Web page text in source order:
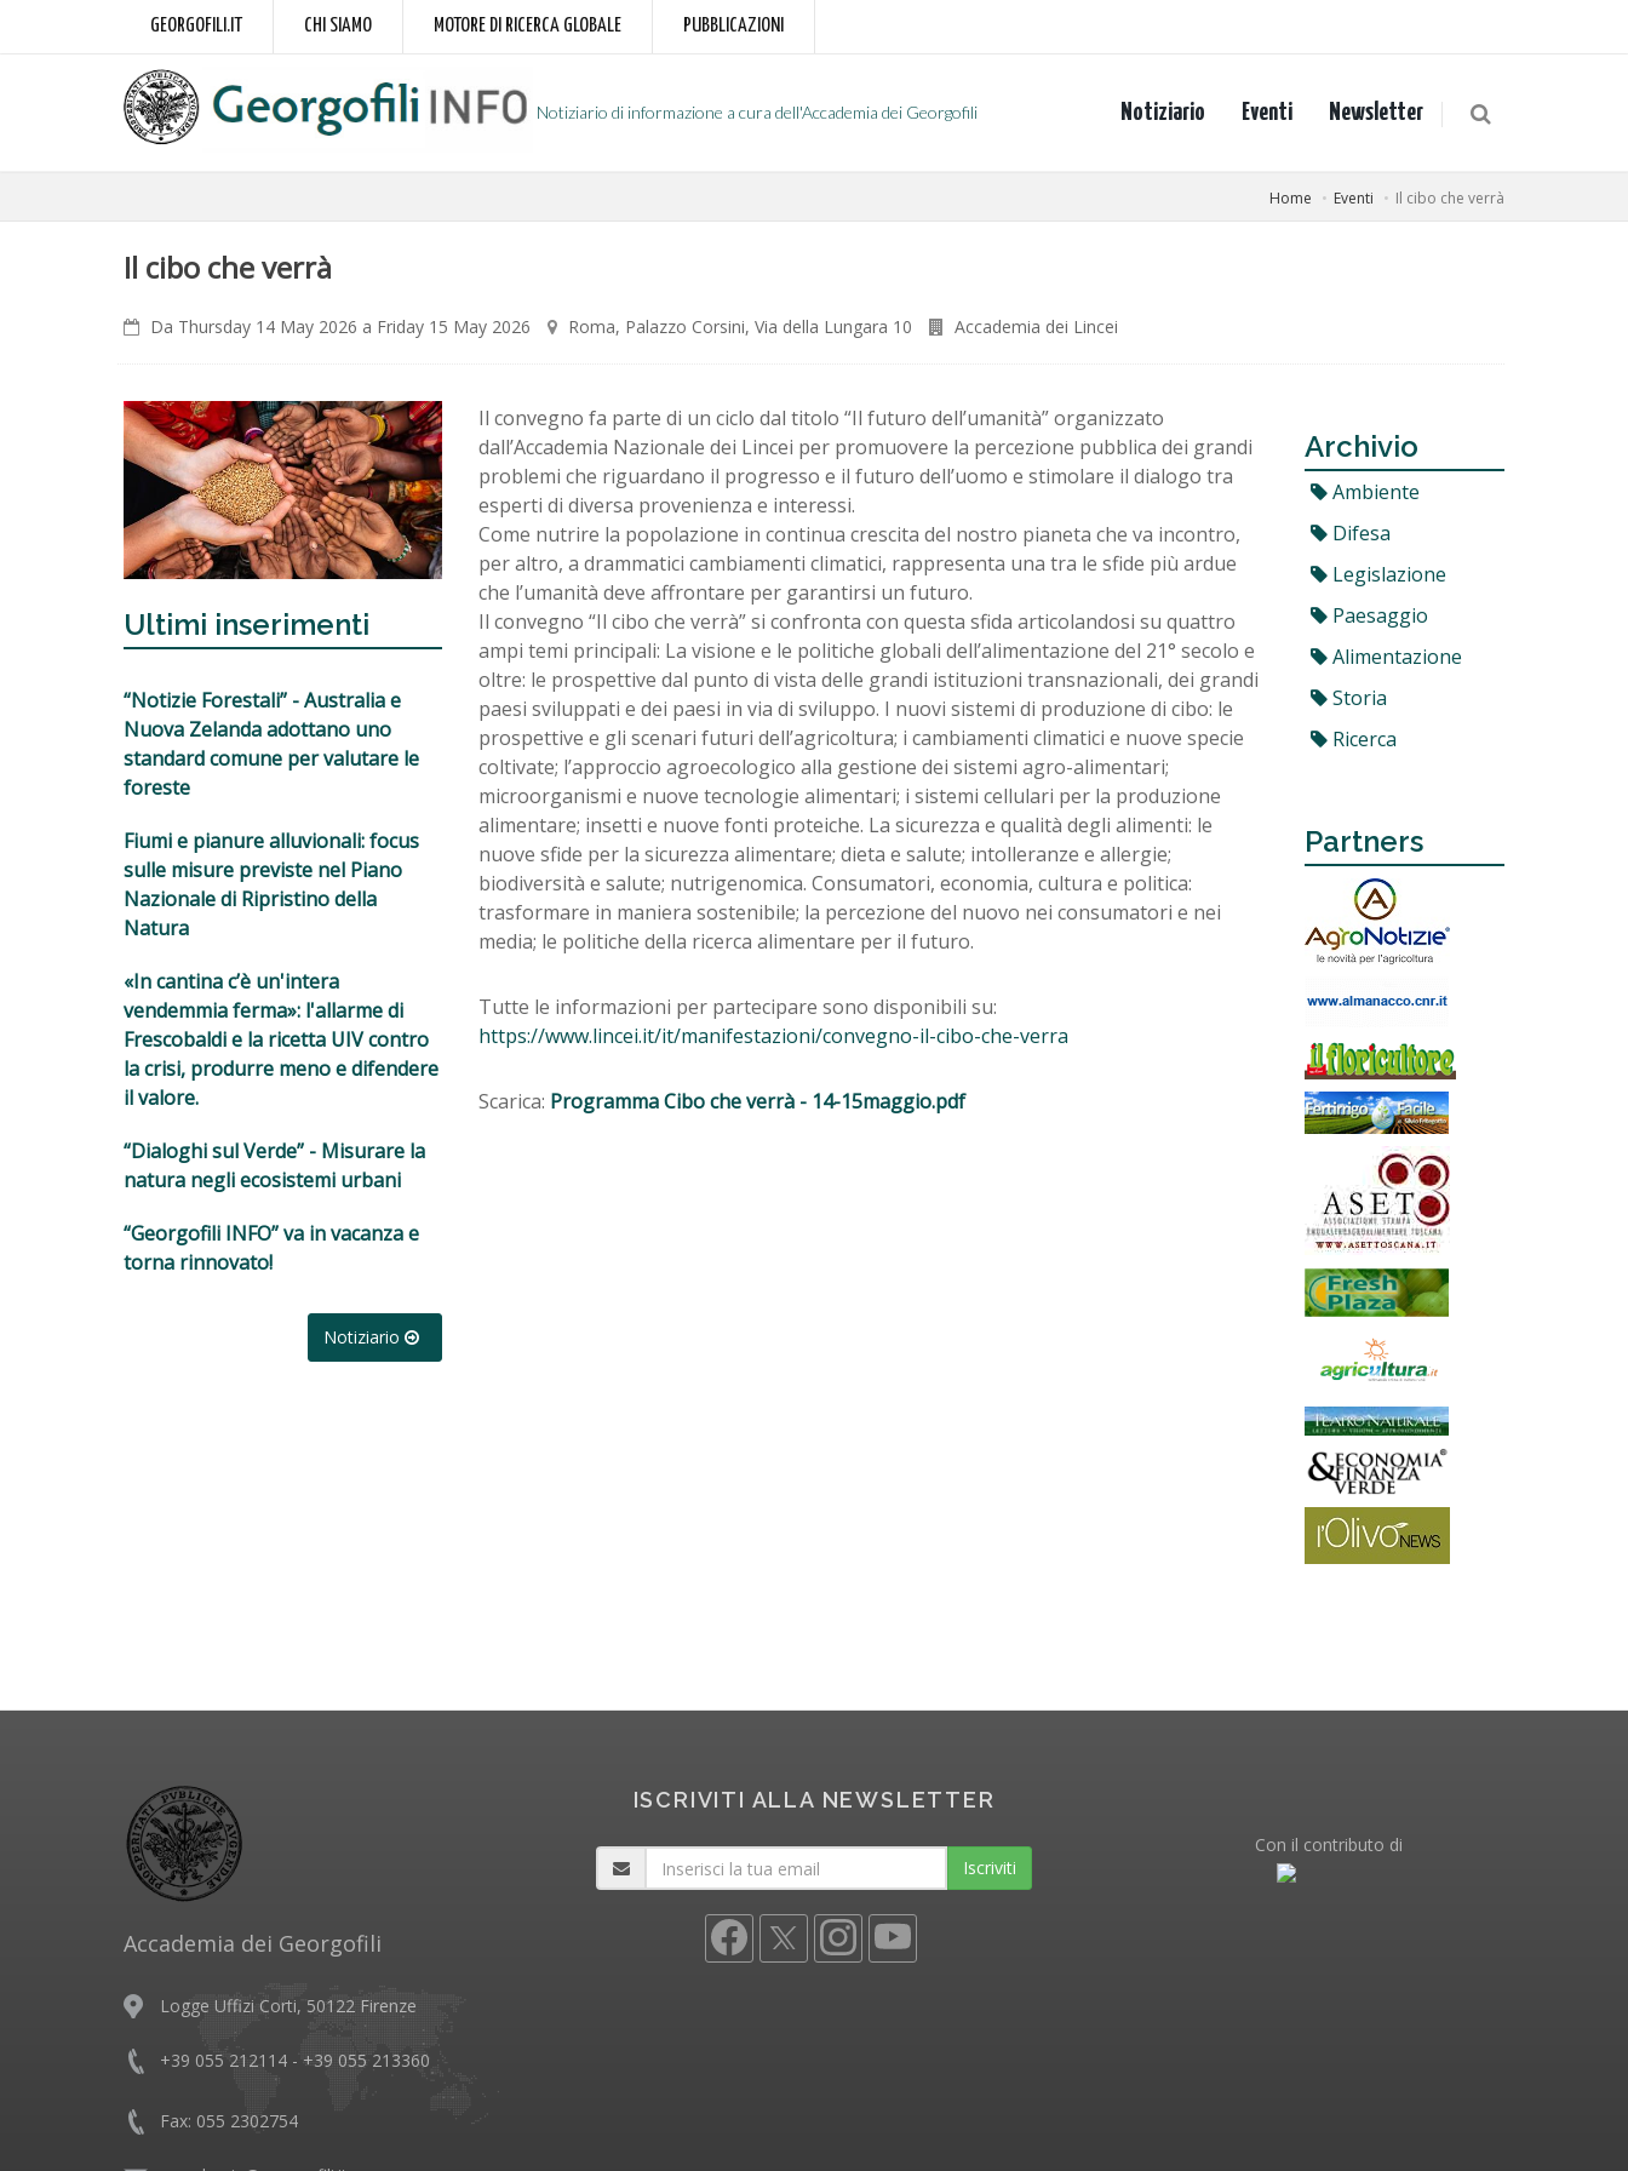
GEORGOFILI.IT CHI SIAMO MOTORE DI RICERCA GLOBALE PUBBLICAZIONI
Notiziario di informazione a cura dell'Accademia dei Georgofili Notiziario Eventi Newsletter
Home Eventi Il cibo che verrà
Il cibo che verrà
Da Thursday 14 May 2026 a Friday 15 May 2026 Roma, Palazzo Corsini, Via della Lungara 10 Accademia dei Lincei
Ultimi inserimenti
“Notizie Forestali” - Australia e
Nuova Zelanda adottano uno
standard comune per valutare le
foreste
Fiumi e pianure alluvionali: focus
sulle misure previste nel Piano
Nazionale di Ripristino della
Natura
«In cantina c’è un'intera
vendemmia ferma»: l'allarme di
Frescobaldi e la ricetta UIV contro
la crisi, produrre meno e difendere
il valore.
“Dialoghi sul Verde” - Misurare la
natura negli ecosistemi urbani
“Georgofili INFO” va in vacanza e
torna rinnovato!
Notiziario
Il convegno fa parte di un ciclo dal titolo “Il futuro dell’umanità” organizzato
dall’Accademia Nazionale dei Lincei per promuovere la percezione pubblica dei grandi
problemi che riguardano il progresso e il futuro dell’uomo e stimolare il dialogo tra
esperti di diversa provenienza e interessi.
Come nutrire la popolazione in continua crescita del nostro pianeta che va incontro,
per altro, a drammatici cambiamenti climatici, rappresenta una tra le sfide più ardue
che l’umanità deve affrontare per garantirsi un futuro.
Il convegno “Il cibo che verrà” si confronta con questa sfida articolandosi su quattro
ampi temi principali: La visione e le politiche globali dell’alimentazione del 21° secolo e
oltre: le prospettive dal punto di vista delle grandi istituzioni transnazionali, dei grandi
paesi sviluppati e dei paesi in via di sviluppo. I nuovi sistemi di produzione di cibo: le
prospettive e gli scenari futuri dell’agricoltura; i cambiamenti climatici e nuove specie
coltivate; l’approccio agroecologico alla gestione dei sistemi agro-alimentari;
microorganismi e nuove tecnologie alimentari; i sistemi cellulari per la produzione
alimentare; insetti e nuove fonti proteiche. La sicurezza e qualità degli alimenti: le
nuove sfide per la sicurezza alimentare; dieta e salute; intolleranze e allergie;
biodiversità e salute; nutrigenomica. Consumatori, economia, cultura e politica:
trasformare in maniera sostenibile; la percezione del nuovo nei consumatori e nei
media; le politiche della ricerca alimentare per il futuro.
Tutte le informazioni per partecipare sono disponibili su:
https://www.lincei.it/it/manifestazioni/convegno-il-cibo-che-verra
Scarica: Programma Cibo che verrà - 14-15maggio.pdf
Archivio
Ambiente
Difesa
Legislazione
Paesaggio
Alimentazione
Storia
Ricerca
Partners
Accademia dei Georgofili
Logge Uffizi Corti, 50122 Firenze
+39 055 212114 - +39 055 213360
Fax: 055 2302754
ISCRIVITI ALLA NEWSLETTER
Iscriviti
Con il contributo di